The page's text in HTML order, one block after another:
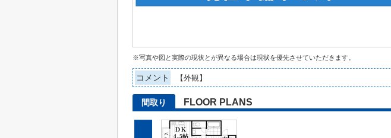
※写真や図と実際の現状とが異なる場合は現状を優先させていただきます。
コメント 【外観】
間取り FLOOR PLANS